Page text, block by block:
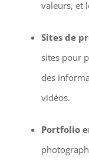
valeurs, et
Sites de
sites pour
des
vidéos.
Portfolio